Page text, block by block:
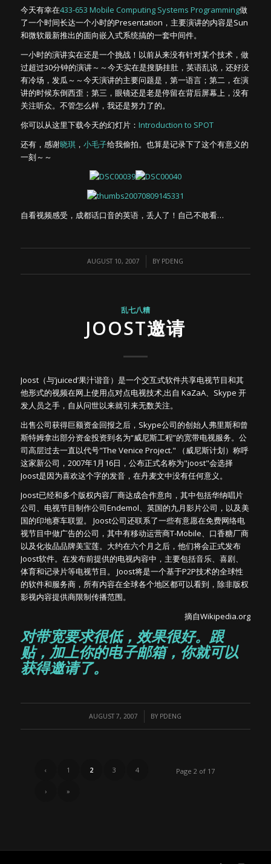
今天有幸在433-653 Mobile Computing Systems Programming做
了一个时间长达一个小时的Presentation，主要演讲的内容是Sun
和微软最新推出的面向嵌入式系统搞的一套中间件。
一小时的演讲实在还是一个挑战！以前从来没有针对某个技术，做
过超过30分钟的演讲～～今天实在是搜肠挂肚，英语乱说，还好没
有冷场，发瓜～～今天演讲的主要问题是，第一语言；第二，在演
讲的时候东倒西歪；第三，眼镜还是老是停留在背后屏幕上，没有
关注听众。不管怎么样，我还是努力了的。
你可以从这里下载今天的幻灯片： Introduction to SPOT
还有，感谢晓琪， 小毛子给我偷拍。也算是记录下了这个有意义的
一刻～～
自看视频感受，成都话口音的英语，丢人了！自己不敢看…
AUGUST 10, 2007
/ BY PDENG
乱七八糟
JOOST邀请
Joost（与’juiced’果汁谐音）是一个交互式软件共享电视节目和其
他形式的视频在网上使用点对点电视技术,出自 KaZaA、Skype 开
发人员之手，自从问世以来就引来无数关注。
出售公司获得巨额资金回报之后，Skype公司的创始人弗里斯和曾
斯特姆拿出部分资金投资到名为“威尼斯工程”的宽带电视服务。公
司高层过去一直以代号"The Venice Project." （威尼斯计划）称呼
这家新公司，2007年1月16日，公布正式名称为"joost"会选择
Joost是因为喜欢这个字的发音，在丹麦文中没有任何意义。
Joost已经和多个版权内容厂商达成合作意向，其中包括华纳唱片
公司、电视节目制作公司Endemol、英国的九月影片公司，以及美
国的印地赛车联盟。 Joost公司还联系了一些有意愿在免费网络电
视节目中做广告的公司，其中有移动运营商T-Mobile、口香糖厂商
以及化妆品品牌美宝莲。大约在六个月之后，他们将会正式发布
Joost软件。在发布前提供的电视内容中，主要包括音乐、喜剧、
体育和记录片等电视节目。 Joost将是一个基于P2P技术的全球性
的软件和服务商，所有内容在全球各个地区都可以看到，除非版权
影视内容提供商限制传播范围。
摘自Wikipedia.org
对带宽要求很低，效果很好。跟
贴，加上你的电子邮箱，你就可以
获得邀请了。
AUGUST 7, 2007
/ BY PDENG
Page 2 of 17
‹ 1 2 3 4
› »